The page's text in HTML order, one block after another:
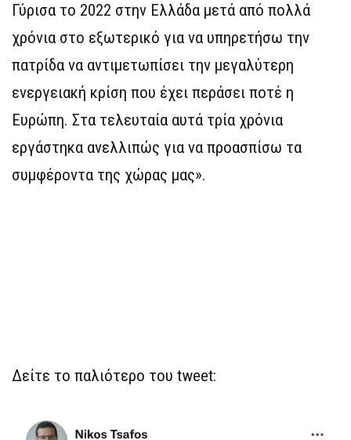
Γύρισα το 2022 στην Ελλάδα μετά από πολλά
χρόνια στο εξωτερικό για να υπηρετήσω την
πατρίδα να αντιμετωπίσει την μεγαλύτερη
ενεργειακή κρίση που έχει περάσει ποτέ η
Ευρώπη. Στα τελευταία αυτά τρία χρόνια
εργάστηκα ανελλιπώς για να προασπίσω τα
συμφέροντα της χώρας μας».
Δείτε το παλιότερο του tweet: